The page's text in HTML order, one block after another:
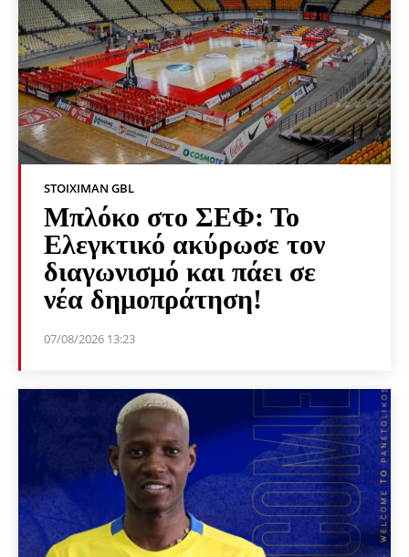
STOIXIMAN GBL
Μπλόκο στο ΣΕΦ: Το
Ελεγκτικό ακύρωσε τον
διαγωνισμό και πάει σε
νέα δημοπράτηση!
07/08/2026 13:23